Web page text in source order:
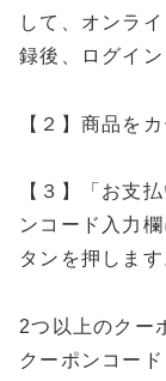
して、オンラ
録後、ログイン
【２】商品を
【３】「お支
ンコード入力
タンを押します
2つ以上のクー
クーポンコー